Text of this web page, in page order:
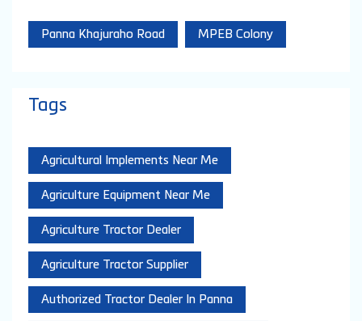
Panna Khajuraho Road MPEB Colony
Tags
Agricultural Implements Near Me
Agriculture Equipment Near Me
Agriculture Tractor Dealer
Agriculture Tractor Supplier
Authorized Tractor Dealer In Panna